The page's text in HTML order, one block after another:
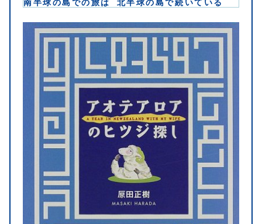
南半球の島での旅は 北半球の島で続いている